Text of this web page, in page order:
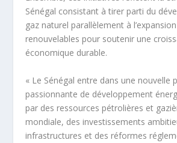
Sénégal consistant à tirer parti du
gaz naturel parallèlement à
renouvelables pour soutenir une
économique durable.
« Le Sénégal entre dans une nouvelle
passionnante de développement
par des ressources pétrolières et
mondiale, des investissements
infrastructures et des réformes